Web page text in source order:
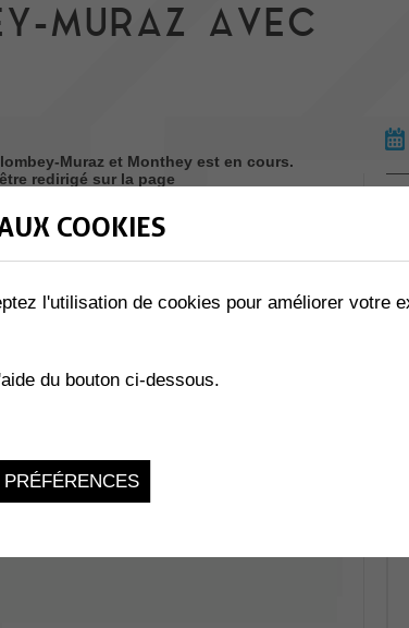
MURAZ AVEC
Muraz et Monthey est en cours.
redirigé sur la page
COOKIES
l'utilisation de cookies pour améliorer votre
du bouton ci-dessous.
PRÉFÉRENCES